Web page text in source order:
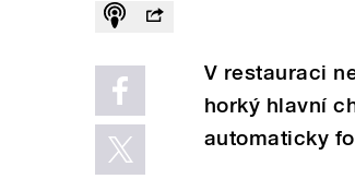
V restauraci
horký hlavní
automaticky